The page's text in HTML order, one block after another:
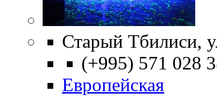
Старый Тбилиси,
(+995) 571 028
Европейская